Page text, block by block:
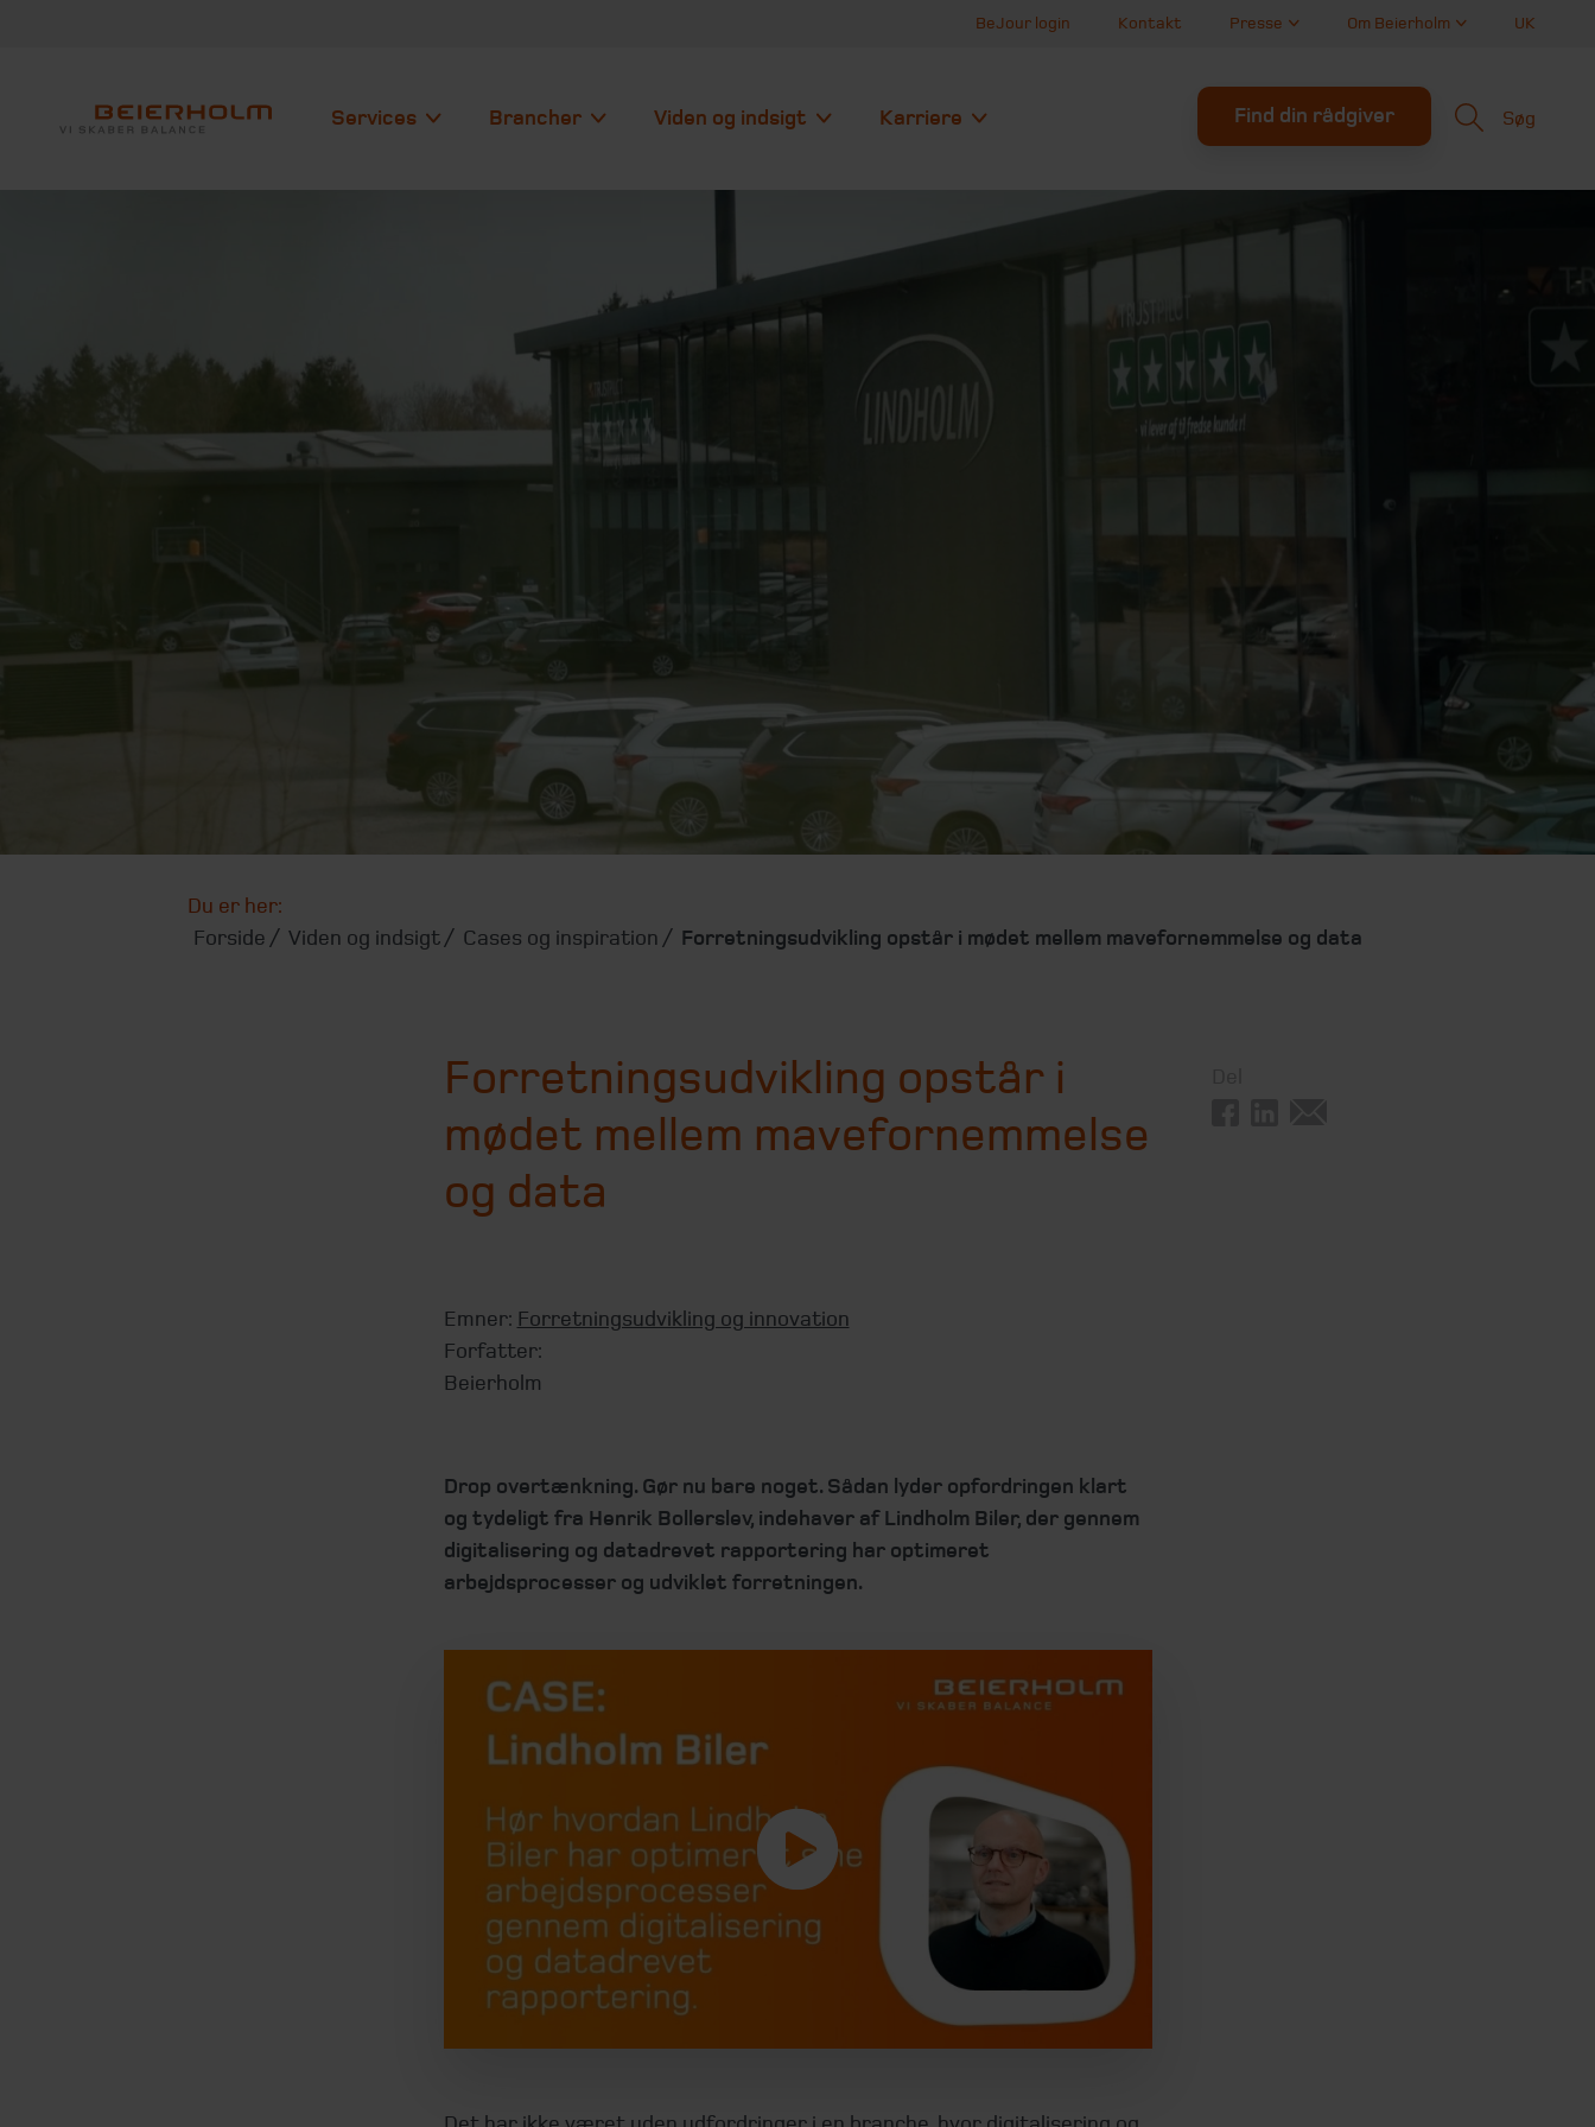
BeJour login Kontakt Presse Om Beierholm UK
Services Brancher Viden og indsigt Karriere Find din rådgiver Søg
Du er her:
Forside
Viden og indsigt Cases og inspiration Forretningsudvikling opstår i mødet mellem mavefornemmelse og data
Forretningsudvikling opstår i
mødet mellem mavefornemmelse
og data
Emner: Forretningsudvikling og innovation
Forfatter:
Beierholm
Drop overtænkning. Gør nu bare noget. Sådan lyder opfordringen klart
og tydeligt fra Henrik Bollerslev, indehaver af Lindholm Biler, der gennem
digitalisering og datadrevet rapportering har optimeret
arbejdsprocesser og udviklet forretningen.